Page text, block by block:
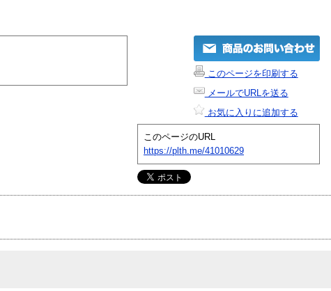
このページを印刷する
メールでURLを送る
お気に入りに追加する
このページのURL
https://plth.me/41010629